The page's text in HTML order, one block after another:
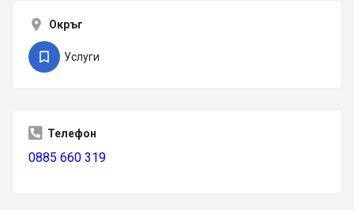
Окръг
Услуги
Телефон
0885 660 319